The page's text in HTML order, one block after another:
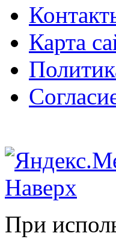
Карта
Наверх
При